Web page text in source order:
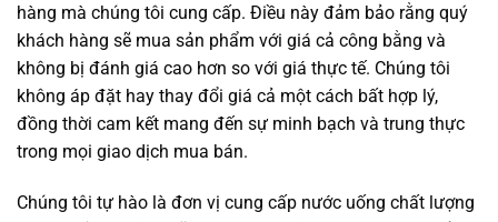
hàng mà chúng tôi cung cấp. Điều này đảm bảo rằng quý
khách hàng sẽ mua sản phẩm với giá cả công bằng và
không bị đánh giá cao hơn so với giá thực tế. Chúng tôi
không áp đặt hay thay đổi giá cả một cách bất hợp lý,
đồng thời cam kết mang đến sự minh bạch và trung thực
trong mọi giao dịch mua bán.
Chúng tôi tự hào là đơn vị cung cấp nước uống chất lượng